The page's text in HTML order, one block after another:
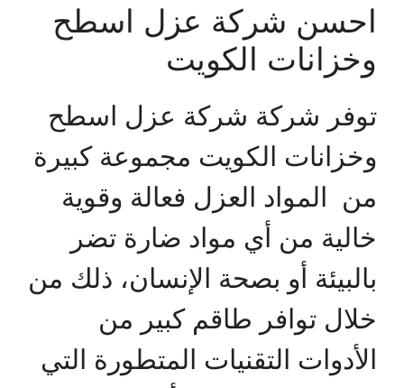
احسن شركة عزل اسطح
وخزانات الكويت
توفر شركة شركة عزل اسطح
وخزانات الكويت مجموعة كبيرة
من المواد العزل فعالة وقوية
خالية من أي مواد ضارة تضر
بالبيئة أو بصحة الإنسان، ذلك من
خلال توافر طاقم كبير من
الأدوات التقنيات المتطورة التي